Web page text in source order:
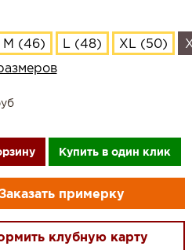
M (46) L (48) XL (50)
Купить в один клик
примерку
клубную карту